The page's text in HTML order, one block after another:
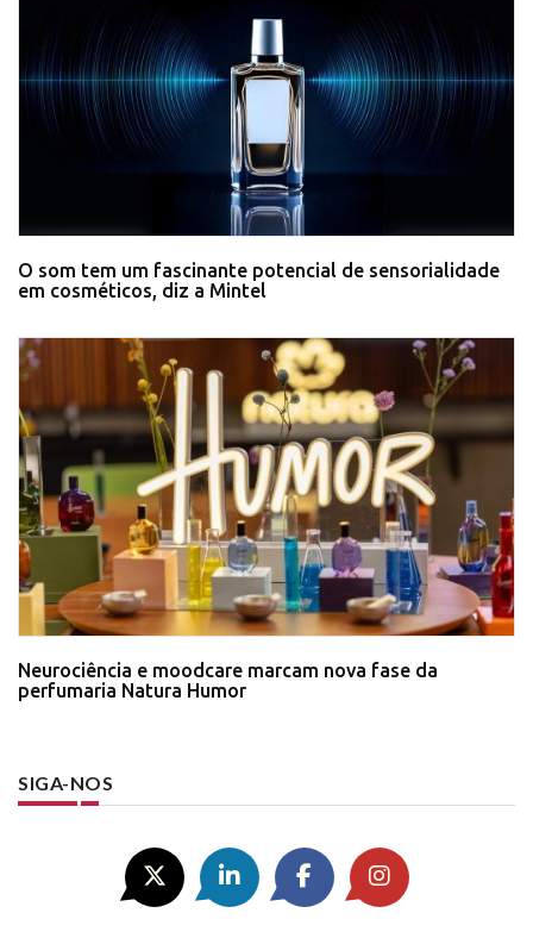
O som tem um fascinante potencial de sensorialidade
em cosméticos, diz a Mintel
Neurociência e moodcare marcam nova fase da
perfumaria Natura Humor
SIGA-NOS